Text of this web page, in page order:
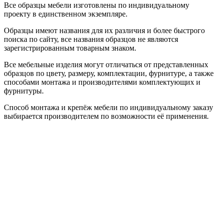
Все образцы мебели изготовлены по индивидуальному
проекту в единственном экземпляре.
Образцы имеют названия для их различия и более быстрого
поиска по сайту, все названия образцов не являются
зарегистрированным товарным знаком.
Все мебельные изделия могут отличаться от представленных
образцов по цвету, размеру, комплектации, фурнитуре, а также
способами монтажа и производителями комплектующих и
фурнитуры.
Способ монтажа и крепёж мебели по индивидуальному заказу
выбирается производителем по возможности её применения.